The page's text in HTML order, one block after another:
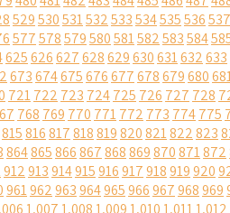
529530531532533534535536537
577578579580581582583584
625626627628629630631632633
673674675676677678679680
721722 723 724725 726 727 728
768 769 770 771772 773 774775
815816817818819820821822823
864865866867868869870871872
912913914915916917918919920
961962963964965966967968969